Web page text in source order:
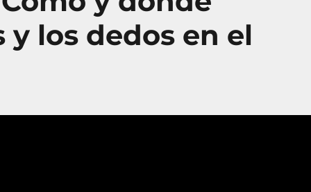
los dedos en el